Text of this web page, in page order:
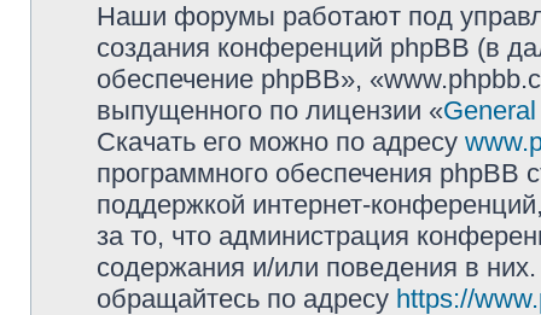
Наши форумы работают под
создания конференций phpBB (в
обеспечение phpBB»,
выпущенного по лицензии «
Скачать его можно по адресу
программного обеспечения phpBB
поддержкой интернет-
за то, что администрация
содержания и/или поведения в
обращайтесь по адресу https://